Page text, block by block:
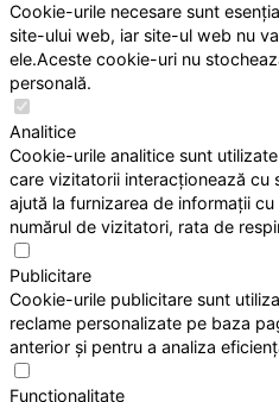
Cookie-urile necesare sunt
site-ului web, iar site-ul web nu
ele.Aceste cookie-uri nu
personală.
Analitice
Cookie-urile analitice sunt
care vizitatorii interacționează
ajută la furnizarea de informații
numărul de vizitatori, rata de
Publicitare
Cookie-urile publicitare sunt
reclame personalizate pe baza
anterior și pentru a analiza
Funcționalitate